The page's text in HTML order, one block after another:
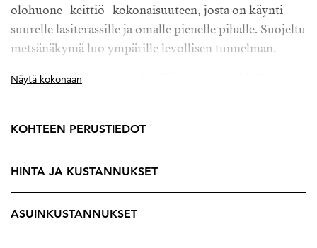
olohuone–keittiö -kokonaisuuteen, josta on käynti
suurelle lasiterassille ja omalle pienelle pihalle. Suojeltu
metsänäkymä luo ympärille levollisen tunnelman.
Keittiö on ajaton ja käytännöllinen integroiduilla
makuuhuonetta, joista päämakuuhuoneessa on
ranskalainen parveke ja näkymä metsikköön. Yläkerran
kylpyhuoneessa on laadukkaat laatat ja sadesuihku, ja
saunassa moderni lasiseinä sekä tyylikäs panelointi.
Extrana reilu tila mm. pyykinpesukoneelle ja kuivurille.
Näytä kokonaan
KOHTEEN PERUSTIEDOT
HINTA JA KUSTANNUKSET
ASUINKUSTANNUKSET